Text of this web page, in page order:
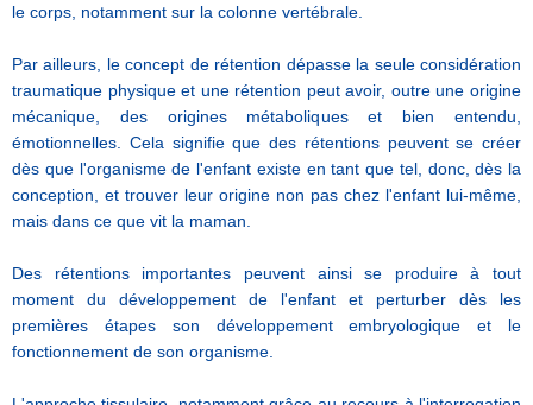
le corps, notamment sur la colonne vertébrale.
Par ailleurs, le concept de rétention dépasse la seule considération
traumatique physique et une rétention peut avoir, outre une origine
mécanique, des origines métaboliques et bien entendu,
émotionnelles. Cela signifie que des rétentions peuvent se créer
dès que l'organisme de l'enfant existe en tant que tel, donc, dès la
conception, et trouver leur origine non pas chez l'enfant lui-même,
mais dans ce que vit la maman.
Des rétentions importantes peuvent ainsi se produire à tout
moment du développement de l'enfant et perturber dès les
premières étapes son développement embryologique et le
fonctionnement de son organisme.